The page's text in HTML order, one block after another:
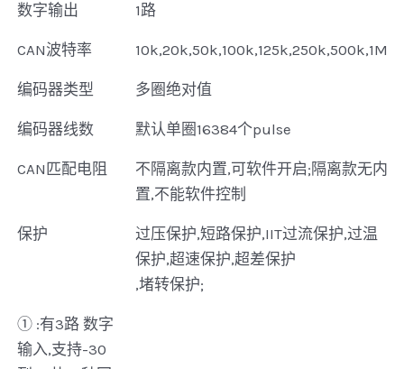
数字输出 1路
CAN波特率 10k,20k,50k,100k,125k,250k,500k,1M
编码器类型 多圈绝对值
编码器线数 默认单圈16384个pulse
CAN匹配电阻
不隔离款内置,可软件开启;隔离款无内
置,不能软件控制
保护
过压保护,短路保护,IIT过流保护,过温
保护,超速保护,超差保护
,堵转保护;
① :有3路 数字
输入,支持-30